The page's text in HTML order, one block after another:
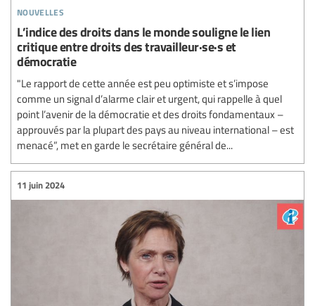
nouvelles
L’indice des droits dans le monde souligne le lien
critique entre droits des travailleur·se·s et
démocratie
"Le rapport de cette année est peu optimiste et s’impose
comme un signal d’alarme clair et urgent, qui rappelle à quel
point l’avenir de la démocratie et des droits fondamentaux –
approuvés par la plupart des pays au niveau international – est
menacé”, met en garde le secrétaire général de...
11 juin 2024